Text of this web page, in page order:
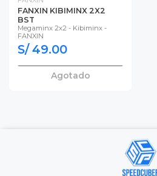
FANXIN KIBIMINX 2X2
BST
Megaminx 2x2 - Kibiminx -
FANXIN
S/ 49.00
Agotado